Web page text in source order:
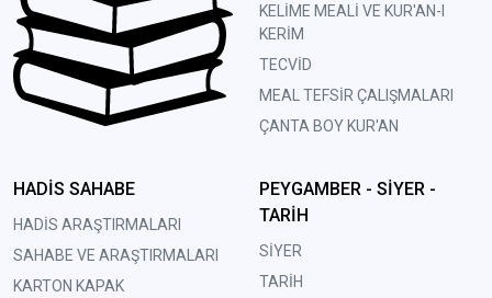
KELİME MEALİ VE KUR'AN-I
KERİM
TECVİD
MEAL TEFSİR ÇALIŞMALARI
ÇANTA BOY KUR'AN
HADİS SAHABE
HADİS ARAŞTIRMALARI
SAHABE VE ARAŞTIRMALARI
KARTON KAPAK
PEYGAMBER - SİYER -
TARİH
SİYER
TARİH